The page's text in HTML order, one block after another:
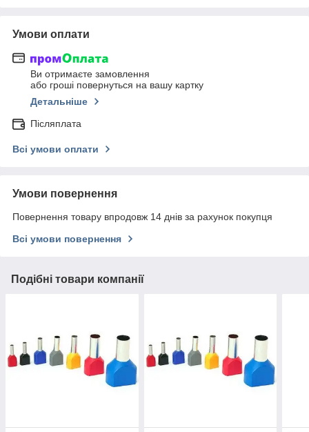
Умови оплати
Ви отримаєте замовлення
або гроші повернуться на вашу картку
Детальніше
Післяплата
Всі умови оплати
Умови повернення
Повернення товару впродовж 14 днів за рахунок покупця
Всі умови повернення
Подібні товари компанії